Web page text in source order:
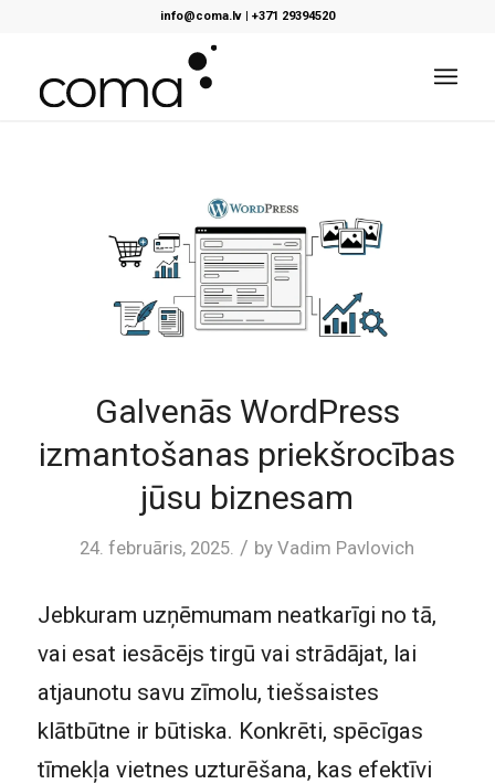
info@coma.lv| +371 29394520
Galvenās WordPress
izmantošanas priekšrocības
jūsu biznesam
24. februāris, 2025. / byVadim Pavlovich
Jebkuram uzņēmumam neatkarīgi no tā,
vai esat iesācējs tirgū vai strādājat, lai
atjaunotu savu zīmolu, tiešsaistes
klātbūtne ir būtiska. Konkrēti, spēcīgas
tīmekļa vietnes uzturēšana, kas efektīvi